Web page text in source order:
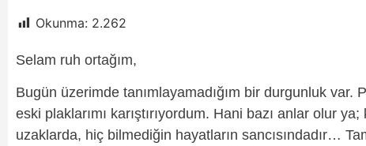
Okunma: 2.262
Selam ruh ortağım,
Bugün üzerimde tanımlayamadığım bir durgunluk
eski plaklarımı karıştırıyordum. Hani bazı anlar olur
uzaklarda, hiç bilmediğin hayatların sancısındadır…